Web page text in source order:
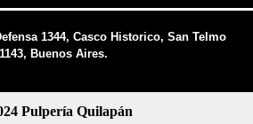
1344, Casco Historico, San Telmo
1143, Buenos Aires.
Pulpería Quilapán